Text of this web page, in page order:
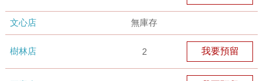
文心店 無庫存
樹林店 2 我要預留